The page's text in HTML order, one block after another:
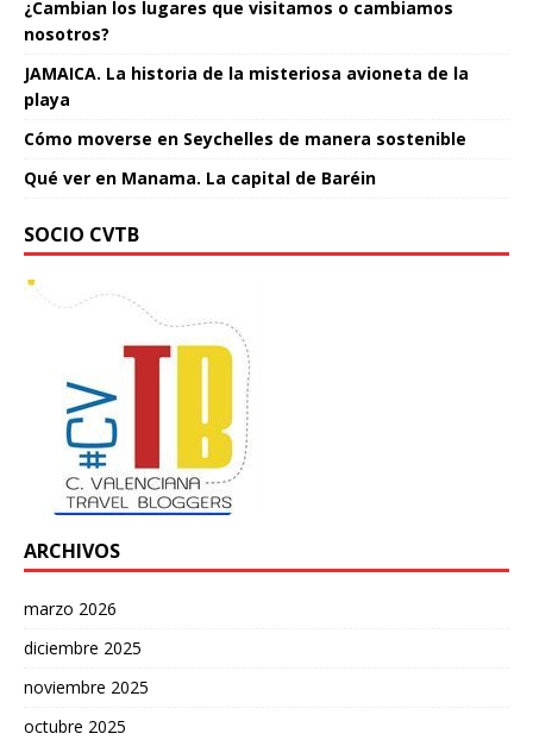
¿Cambian los lugares que visitamos o cambiamos
nosotros?
JAMAICA. La historia de la misteriosa avioneta de la
playa
Cómo moverse en Seychelles de manera sostenible
Qué ver en Manama. La capital de Baréin
SOCIO CVTB
ARCHIVOS
marzo 2026
diciembre 2025
noviembre 2025
octubre 2025